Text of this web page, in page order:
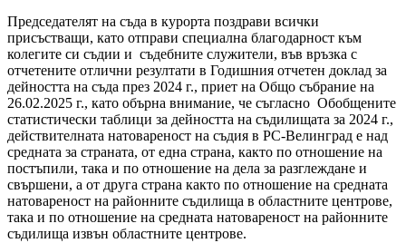
Председателят на съда в курорта поздрави всички
присъстващи, като отправи специална благодарност към
колегите си съдии и съдебните служители, във връзка с
отчетените отлични резултати в Годишния отчетен доклад за
дейността на съда през 2024 г., приет на Общо събрание на
26.02.2025 г., като обърна внимание, че съгласно Обобщените
статистически таблици за дейността на съдилищата за 2024 г.,
действителната натовареност на съдия в РС-Велинград е над
средната за страната, от една страна, както по отношение на
постъпили, така и по отношение на дела за разглеждане и
свършени, а от друга страна както по отношение на средната
натовареност на районните съдилища в областните центрове,
така и по отношение на средната натовареност на районните
съдилища извън областните центрове.